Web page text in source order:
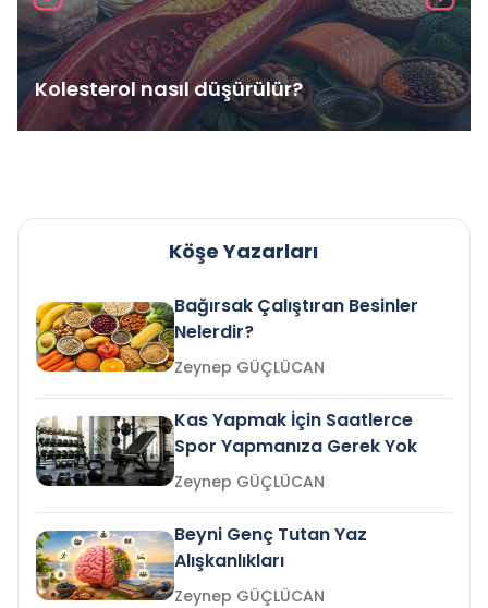
Kolesterol nasıl düşürülür?
Köşe Yazarları
Bağırsak Çalıştıran Besinler
Nelerdir?
Zeynep GÜÇLÜCAN
Kas Yapmak İçin Saatlerce
Spor Yapmanıza Gerek Yok
Zeynep GÜÇLÜCAN
Beyni Genç Tutan Yaz
Alışkanlıkları
Zeynep GÜÇLÜCAN